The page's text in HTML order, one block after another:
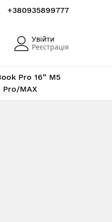
+380935899777
Увійти
Реєстрація
Pro 16” M5
Pro/MAX